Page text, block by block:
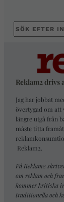
SÖK
Reklam2 drivs
Jag har jobbat
övertygad om
längre utgå från
måste titta
Reklam2
På Reklam2
om reklam och
kommer kritiska
traditionella och